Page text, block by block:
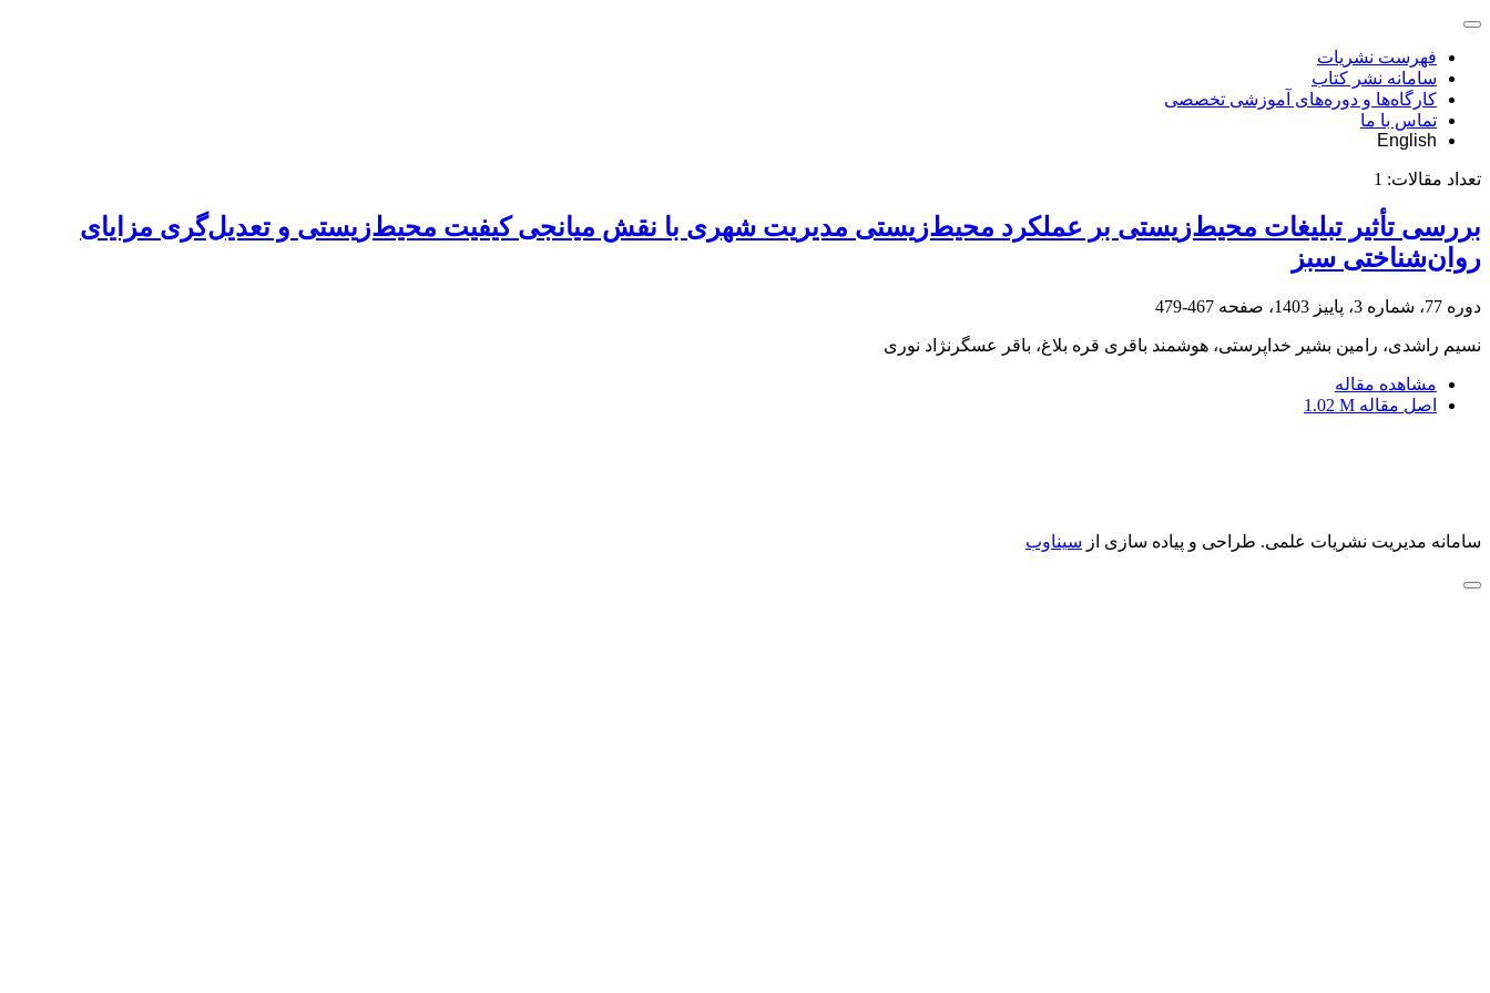
فهرست نشریات
سامانه نشر کتاب
کارگاه‌ها و دوره‌های آموزشی تخصصی
تماس با ما
English
تعداد مقالات: 1
بررسی تأثیر تبلیغات محیط‌زیستی بر عملکرد محیط‌زیستی مدیریت شهری با نقش میانجی کیفیت محیط‌زیستی و تعدیل‌گری مزایای
روان‌شناختی سبز
دوره 77، شماره 3، پاییز 1403، صفحه 467-479
نسیم راشدی، رامین بشیر خداپرستی، هوشمند باقری قره بلاغ، باقر عسگرنژاد نوری
مشاهده مقاله
اصل مقاله 1.02 M
سامانه مدیریت نشریات علمی. طراحی و پیاده سازی از سیناوب